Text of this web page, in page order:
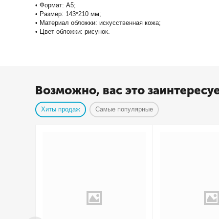
• Формат: А5;
• Размер: 143*210 мм;
• Материал обложки: искусственная кожа;
• Цвет обложки: рисунок.
Возможно, вас это
Хиты продаж Самые популярные